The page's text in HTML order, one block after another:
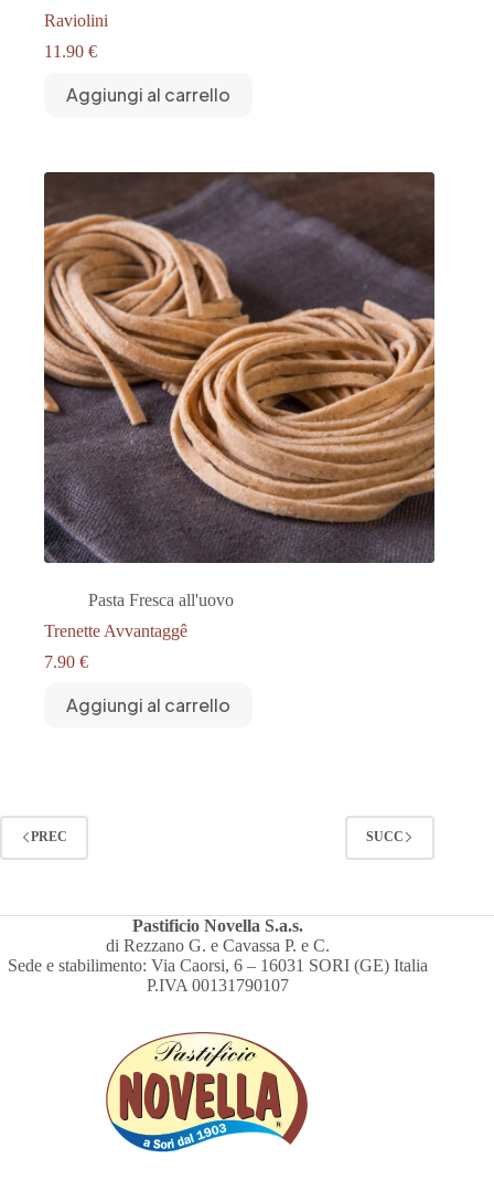
Raviolini
11.90 €
Aggiungi al carrello
Pasta Fresca all'uovo
Trenette Avvantaggê
7.90 €
Aggiungi al carrello
PREC SUCC
Pastificio Novella S.a.s.
di Rezzano G. e Cavassa P. e C.
Sede e stabilimento: Via Caorsi, 6 – 16031 SORI (GE) Italia
P.IVA 00131790107